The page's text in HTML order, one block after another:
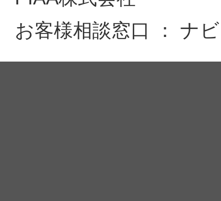
お客様相談窓口 ： ナ